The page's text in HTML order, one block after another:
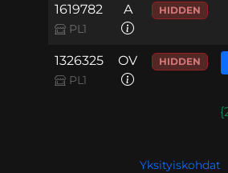
1619782
PL1
A HIDDEN
1326325
PL1
OV HIDDEN
Yksityiskohdat